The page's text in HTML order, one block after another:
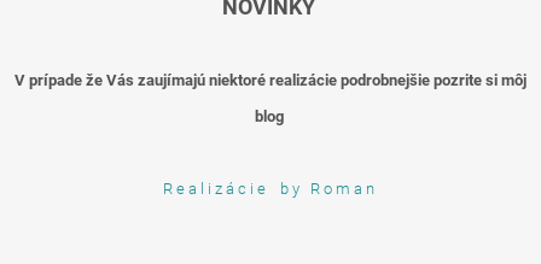
NOVINKY
V prípade že Vás zaujímajú niektoré realizácie podrobnejšie pozrite si môj
blog
R e a l i z á c i e b y R o m a n